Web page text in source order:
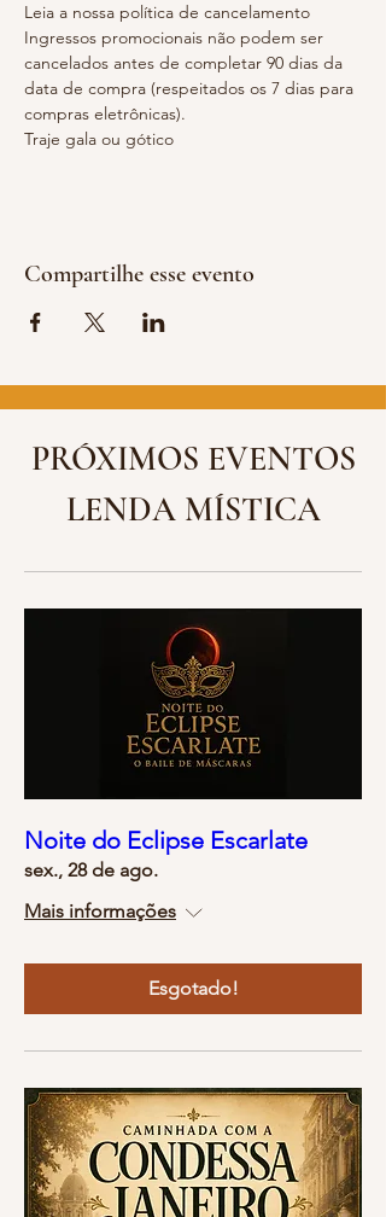
Leia a nossa política de cancelamento
Ingressos promocionais não podem ser
cancelados antes de completar 90 dias da
data de compra (respeitados os 7 dias para
compras eletrônicas).
Traje gala ou gótico
Compartilhe esse evento
PRÓXIMOS EVENTOS
LENDA MÍSTICA
Noite do Eclipse Escarlate
sex., 28 de ago.
Mais informações
Esgotado!